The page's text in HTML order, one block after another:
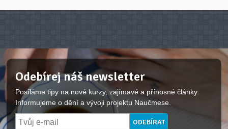
Odebírej náš newsletter
Posíláme tipy na nové kurzy, zajímavé a přínosné články.
Informujeme o dění a vývoji projektu Naučmese.